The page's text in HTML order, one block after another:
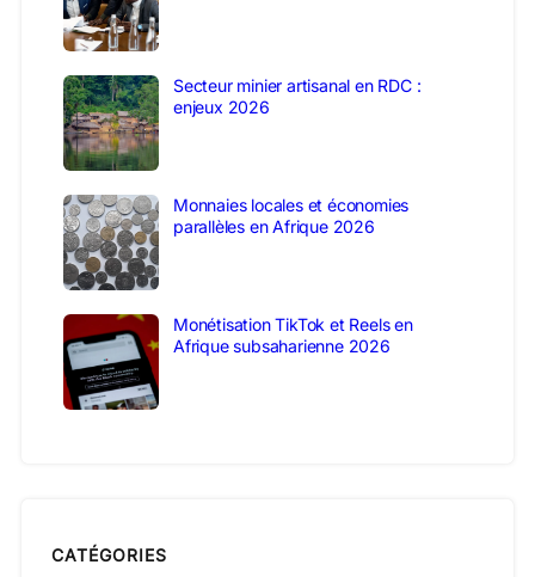
Secteur minier artisanal en RDC :
enjeux 2026
Monnaies locales et économies
parallèles en Afrique 2026
Monétisation TikTok et Reels en
Afrique subsaharienne 2026
CATÉGORIES